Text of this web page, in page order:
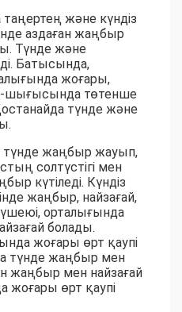
таңертең және күндіз
аздаған жаңбыр
Түнде және
Батысында,
жоғары,
шығысында төтенше
түнде және
түнде жаңбыр жауып,
солтүстігі мен
күтіледі. Күндіз
жаңбыр, найзағай,
орталығында
болады.
жоғары өрт қаупі
түнде жаңбыр мен
жаңбыр мен найзағай
жоғары өрт қаупі